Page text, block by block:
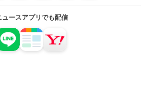
ュースアプリでも配信